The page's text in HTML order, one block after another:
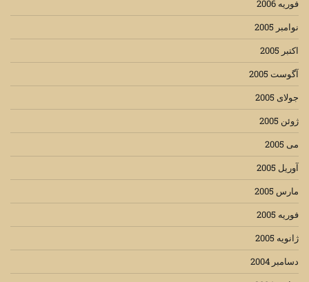
فوریه 2006
نوامبر 2005
اکتبر 2005
آگوست 2005
جولای 2005
ژوئن 2005
می 2005
آوریل 2005
مارس 2005
فوریه 2005
ژانویه 2005
دسامبر 2004